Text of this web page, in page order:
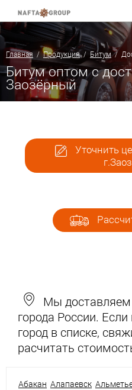
Главная /Продукция/ Битум/
Битум оптом с
Заозёрный
Уточнить
Мы
города России.
город в списке,
расчитать
Абакан Алапаевск